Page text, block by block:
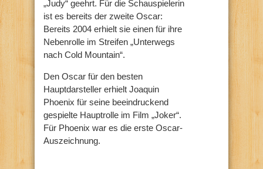
„Judy“ geehrt. Für die Schauspielerin
ist es bereits der zweite Oscar:
Bereits 2004 erhielt sie einen für ihre
Nebenrolle im Streifen „Unterwegs
nach Cold Mountain“.
Den Oscar für den besten
Hauptdarsteller erhielt Joaquin
Phoenix für seine beeindruckend
gespielte Hauptrolle im Film „Joker“.
Für Phoenix war es die erste Oscar-
Auszeichnung.